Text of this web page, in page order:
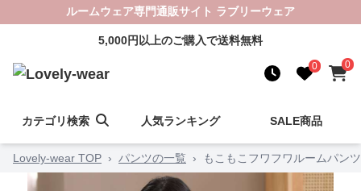
ルームウェア専門通販サイト ラブリーウェア
5,000円以上のご購入で送料無料
0 0
カテゴリ検索 人気ランキング SALE商品
Lovely-wear TOP › パンツの一覧 › もこもこフワフワルームパン